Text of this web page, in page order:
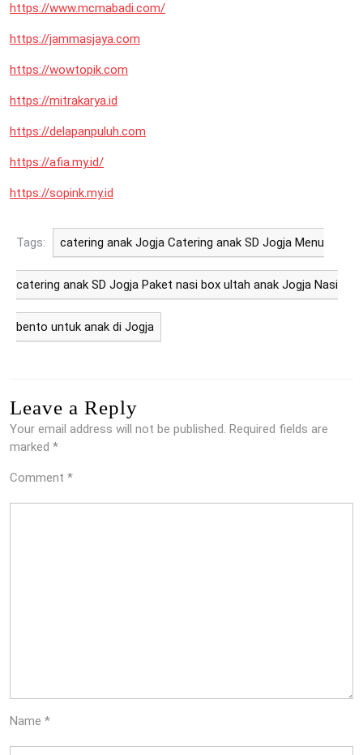
https://www.mcmabadi.com/
https://jammasjaya.com
https://wowtopik.com
https://mitrakarya.id
https://delapanpuluh.com
https://afia.my.id/
https://sopink.my.id
Tags: catering anak Jogja Catering anak SD Jogja Menu
catering anak SD Jogja Paket nasi box ultah anak Jogja Nasi
bento untuk anak di Jogja
Leave a Reply
Your email address will not be published. Required fields are
marked *
Comment *
Name *